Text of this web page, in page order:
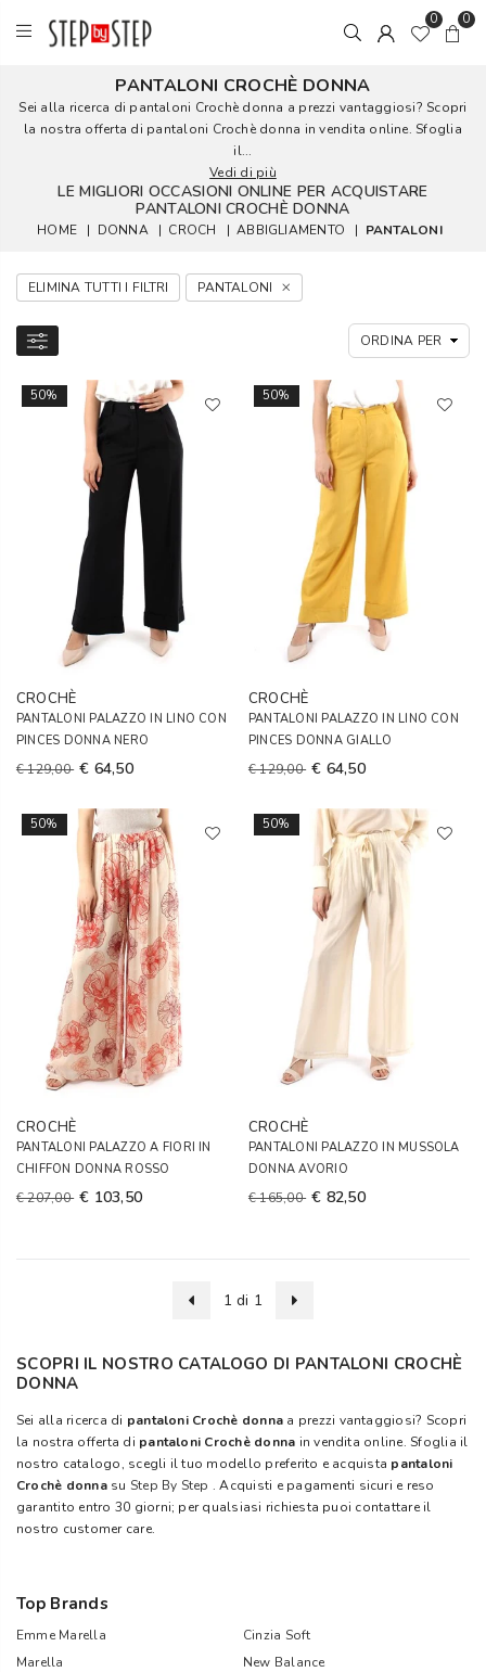
0 0
PANTALONI CROCHÈ DONNA
Sei alla ricerca di pantaloni Crochè donna a prezzi vantaggiosi? Scopri
la nostra offerta di pantaloni Crochè donna in vendita online. Sfoglia
il...
Vedi di più
LE MIGLIORI OCCASIONI ONLINE PER ACQUISTARE
PANTALONI CROCHÈ DONNA
HOME | DONNA | CROCH | ABBIGLIAMENTO | PANTALONI
ELIMINA TUTTI I FILTRI PANTALONI
50%
CROCHÈ
PANTALONI PALAZZO IN LINO CON
PINCES DONNA NERO
€ 129,00 € 64,50
50%
CROCHÈ
PANTALONI PALAZZO IN LINO CON
PINCES DONNA GIALLO
€ 129,00 € 64,50
50%
CROCHÈ
PANTALONI PALAZZO A FIORI IN
CHIFFON DONNA ROSSO
€ 207,00 € 103,50
50%
CROCHÈ
PANTALONI PALAZZO IN MUSSOLA
DONNA AVORIO
€ 165,00 € 82,50
1 di 1
SCOPRI IL NOSTRO CATALOGO DI PANTALONI CROCHÈ
DONNA
Sei alla ricerca di pantaloni Crochè donna a prezzi vantaggiosi? Scopri
la nostra offerta di pantaloni Crochè donna in vendita online. Sfoglia il
nostro catalogo, scegli il tuo modello preferito e acquista pantaloni
Crochè donna su Step By Step . Acquisti e pagamenti sicuri e reso
garantito entro 30 giorni; per qualsiasi richiesta puoi contattare il
nostro customer care.
Top Brands
Emme Marella
Cinzia Soft
Marella
New Balance